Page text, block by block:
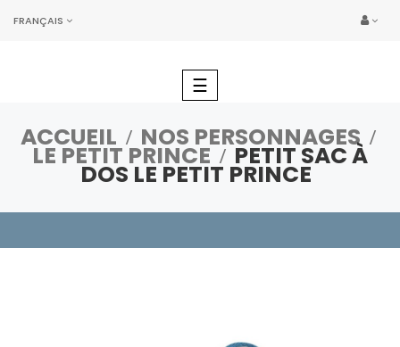
FRANÇAIS
Basculer
la
☰
ACCUEIL NOS PERSONNAGES
LE PETIT PRINCE PETIT SAC À
DOS LE PETIT PRINCE